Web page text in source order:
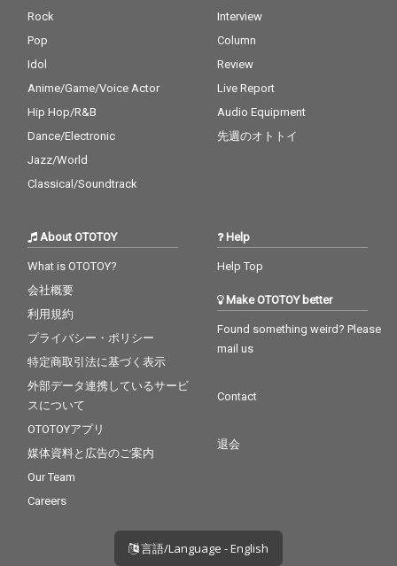
Rock
Pop
Idol
Anime/Game/Voice Actor
Hip Hop/R&B
Dance/Electronic
Jazz/World
Classical/Soundtrack
Interview
Column
Review
Live Report
Audio Equipment
先週のオトトイ
About OTOTOY
What is OTOTOY?
会社概要
利用規約
プライバシー・ポリシー
特定商取引法に基づく表示
外部データ連携しているサービ
スについて
OTOTOYアプリ
媒体資料と広告のご案内
Our Team
Careers
Help
Help Top
Make OTOTOY better
Found something weird? Please
mail us
Contact
退会
言語/Language - English